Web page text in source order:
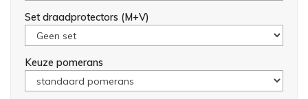
Set draadprotectors (M+V)
Keuze pomerans